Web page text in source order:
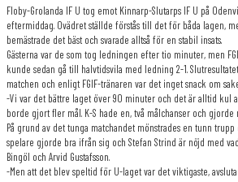
BILDGALLERI
DOKUMENT
KONTAKT
Floby-Grolanda IF U tog emot Kinnarp-Slutarps IF U på
eftermiddag. Ovädret ställde förstås till det för båda lagen,
bemästrade det bäst och svarade alltså för en stabil insats.
Gästerna var de som tog ledningen efter tio minuter, men
kunde sedan gå till halvtidsvila med ledning 2-1.
matchen och enligt FGIF-tränaren var det inget snack om
-Vi var det bättre laget över 90 minuter och det är alltid kul
borde gjort fler mål. K-S hade en, två målchanser och gjorde
På grund av det tunga matchandet mönstrades en tunn
spelare gjorde bra ifrån sig och Stefan Strind är nöjd med
Bingöl och Arvid Gustafsson.
-Men att det blev speltid för U-laget var det viktigaste,